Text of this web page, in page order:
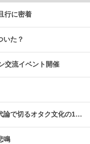
行に密着
いた？
交流イベント開催
誰がアニメを変えたのか？ 世代論で切るオタク文化の10年、そして50年
鳴